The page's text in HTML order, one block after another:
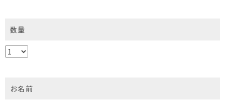
数量
お名前